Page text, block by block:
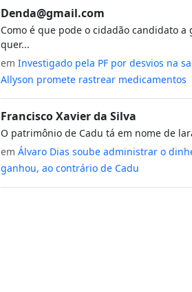
Denda@gmail.com
Como é que pode o cidadão candidato a
quer...
em Investigado pela PF por desvios na
Allyson promete rastrear medicamentos
Francisco Xavier da Silva
O patrimônio de Cadu tá em nome de
em Álvaro Dias soube administrar o
ganhou, ao contrário de Cadu